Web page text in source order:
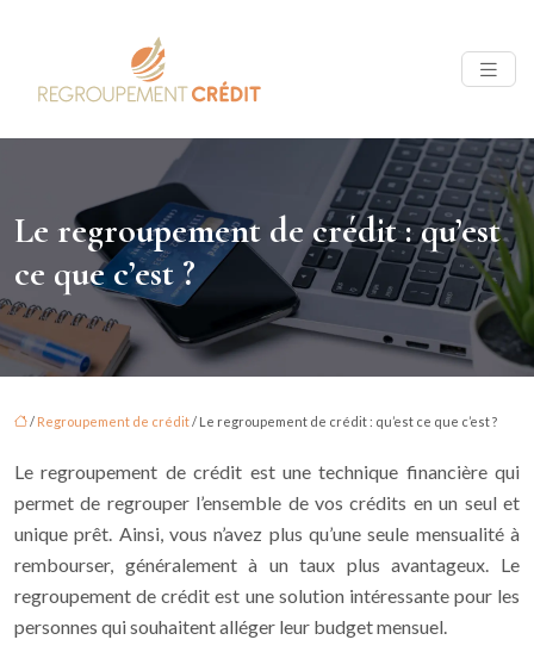
Le regroupement de crédit : qu’est
ce que c’est ?
/ Regroupement de crédit/ Le regroupement de crédit : qu’est ce que c’est ?
Le regroupement de crédit est une technique financière qui
permet de regrouper l’ensemble de vos crédits en un seul et
unique prêt. Ainsi, vous n’avez plus qu’une seule mensualité à
rembourser, généralement à un taux plus avantageux. Le
regroupement de crédit est une solution intéressante pour les
personnes qui souhaitent alléger leur budget mensuel.